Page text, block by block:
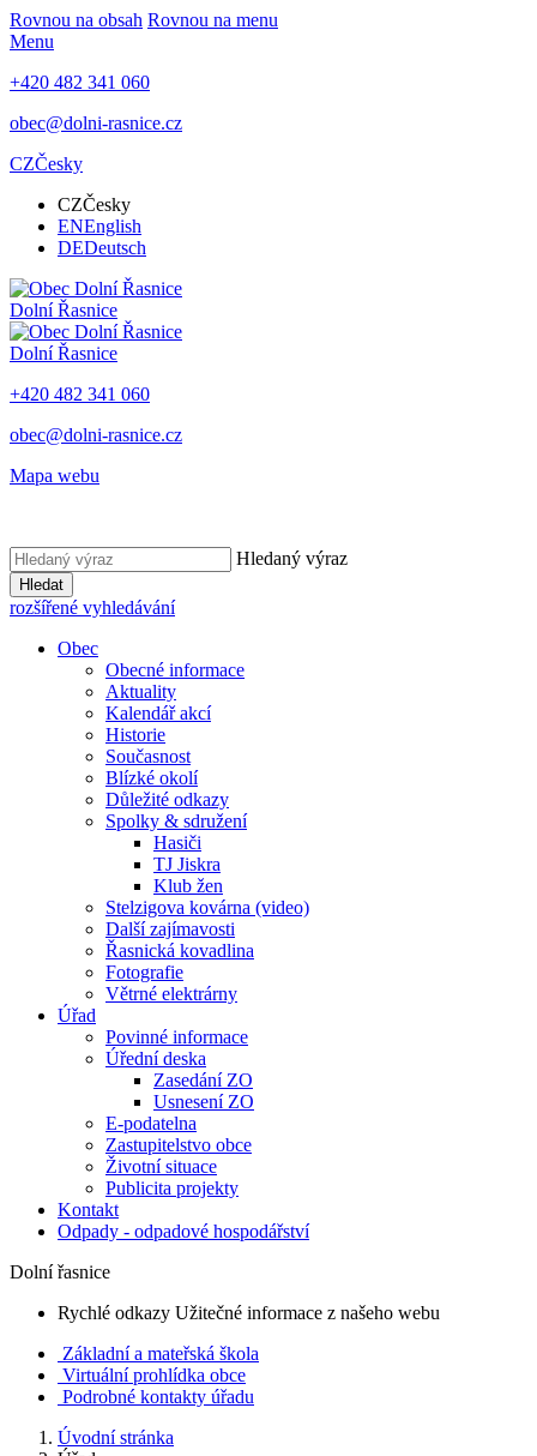
Rovnou na obsah Rovnou na menu
Menu
+420 482 341 060
obec@dolni-rasnice.cz
CZČesky
CZČesky
ENEnglish
DEDeutsch
Dolní Řasnice
Dolní Řasnice
+420 482 341 060
obec@dolni-rasnice.cz
Mapa webu
Hledaný výraz
Hledat
rozšířené vyhledávání
Obec
Obecné informace
Aktuality
Kalendář akcí
Historie
Současnost
Blízké okolí
Důležité odkazy
Spolky & sdružení
Hasiči
TJ Jiskra
Klub žen
Stelzigova kovárna (video)
Další zajímavosti
Řasnická kovadlina
Fotografie
Větrné elektrárny
Úřad
Povinné informace
Úřední deska
Zasedání ZO
Usnesení ZO
E-podatelna
Zastupitelstvo obce
Životní situace
Publicita projekty
Kontakt
Odpady - odpadové hospodářství
Dolní řasnice
Rychlé odkazy Užitečné informace z našeho webu
Základní a mateřská škola
Virtuální prohlídka obce
Podrobné kontakty úřadu
Úvodní stránka